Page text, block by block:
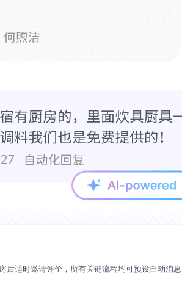
适时邀请评价，所有关键流程均可预设自动消